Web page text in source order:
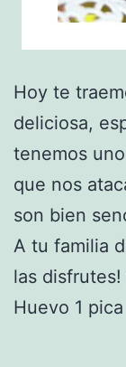
Hoy te
deliciosa,
tenemos
que nos
son bien
A tu familia
las disfrutes!
Huevo 1